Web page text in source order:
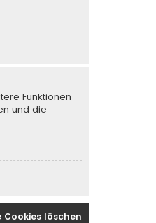
Funktionen
und die
Cookies löschen